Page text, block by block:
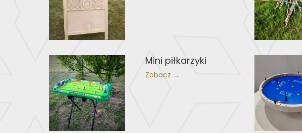
Mini piłkarzyki
Zobacz →